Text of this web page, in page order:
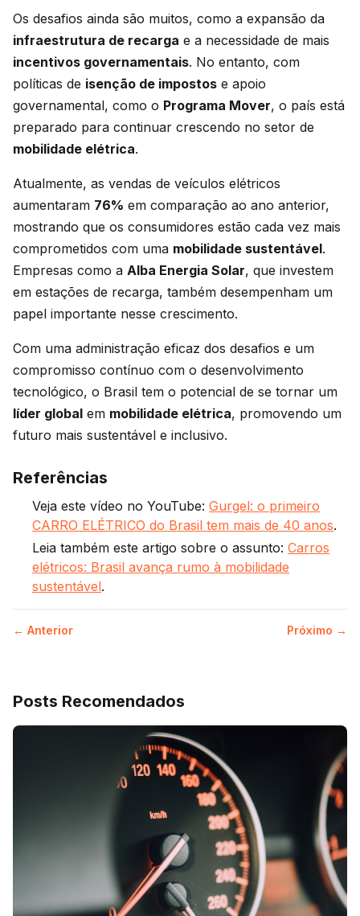
Os desafios ainda são muitos, como a expansão da
infraestrutura de recarga e a necessidade de mais
incentivos governamentais. No entanto, com
políticas de isenção de impostos e apoio
governamental, como o Programa Mover, o país está
preparado para continuar crescendo no setor de
mobilidade elétrica.
Atualmente, as vendas de veículos elétricos
aumentaram 76% em comparação ao ano anterior,
mostrando que os consumidores estão cada vez mais
comprometidos com uma mobilidade sustentável.
Empresas como a Alba Energia Solar, que investem
em estações de recarga, também desempenham um
papel importante nesse crescimento.
Com uma administração eficaz dos desafios e um
compromisso contínuo com o desenvolvimento
tecnológico, o Brasil tem o potencial de se tornar um
líder global em mobilidade elétrica, promovendo um
futuro mais sustentável e inclusivo.
Referências
Veja este vídeo no YouTube: Gurgel: o primeiro
CARRO ELÉTRICO do Brasil tem mais de 40 anos.
Leia também este artigo sobre o assunto: Carros
elétricos: Brasil avança rumo à mobilidade
sustentável.
← Anterior Próximo →
Posts Recomendados